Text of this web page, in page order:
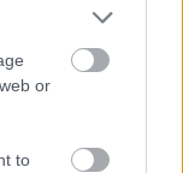
or
to
hogy tökéletes